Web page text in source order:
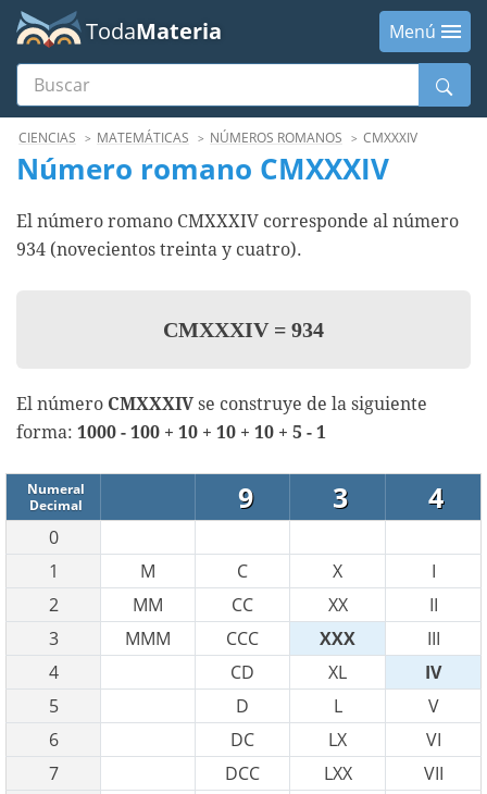
TodaMateria
Menú
Buscar
MenúCIENCIAS MATEMÁTICAS NÚMEROS ROMANOS CMXXXIV
Número romano CMXXXIV
El número romano CMXXXIV corresponde al número
934 (novecientos treinta y cuatro).
CMXXXIV = 934
El número CMXXXIVse construye de la siguiente
forma: 1000 - 100 + 10 + 10 + 10 + 5 - 1
Numeral
Decimal
9 3 4
0
1
M C X
I
2
MM CC XX
II
3
MMM CCC XXX
III
4
CD XL
IV
5
D L
V
6
DC LX
VI
7
DCC LXX
VII